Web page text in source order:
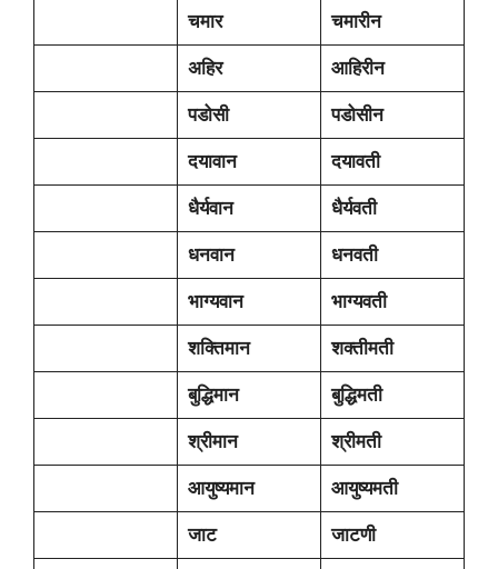
चमार चमारीन
अहिर आहिरीन
पडोसी पडोसीन
दयावान दयावती
धैर्यवान धैर्यवती
धनवान धनवती
भाग्यवान भाग्यवती
शक्तिमान शक्तीमती
बुद्धिमान बुद्धिमती
श्रीमान श्रीमती
आयुष्यमान आयुष्यमती
जाट जाटणी